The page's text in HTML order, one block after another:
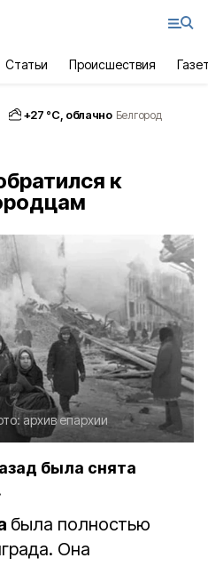
Статьи Происшествия
+27 °С, облачно Белгород
к
архив епархии
была снята
была полностью
Она